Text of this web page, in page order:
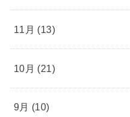
11月 (13)
10月 (21)
9月 (10)